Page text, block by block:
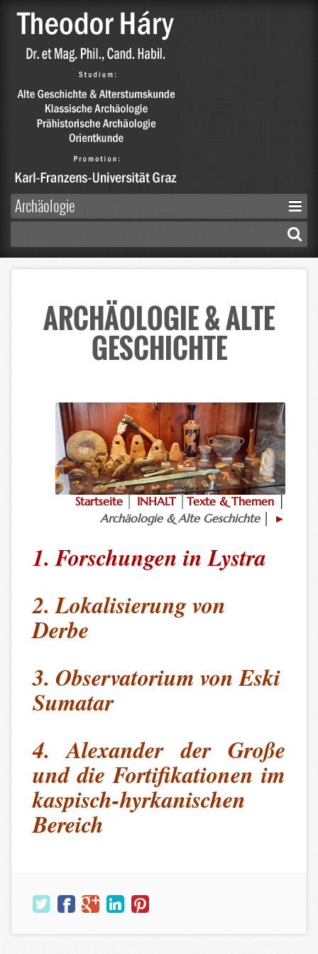
ARCHÄOLOGIE & ALTE
GESCHICHTE
Previous
Next
Startseite INHALT│ Texte & Themen
Archäologie & Alte Geschichte
►
1. Forschungen in Lystra
2. Lokalisierung von
Derbe
3. Observatorium von Eski
Sumatar
4. Alexander der Große
und die Fortifikationen im
kaspisch-hyrkanischen
Bereich